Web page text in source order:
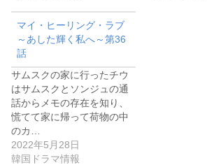
マイ・ヒーリング・ラブ
～あした輝く私へ～第36
話
サムスクの家に行ったチウ
はサムスクとソンジュの通
話からメモの存在を知り、
慌てて家に帰って荷物の中
のカ…
2022年5月28日
韓国ドラマ情報